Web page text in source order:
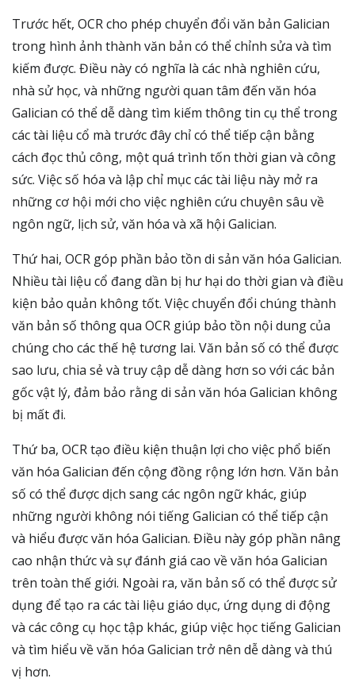
Trước hết, OCR cho phép chuyển đổi văn bản Galician
trong hình ảnh thành văn bản có thể chỉnh sửa và tìm
kiếm được. Điều này có nghĩa là các nhà nghiên cứu,
nhà sử học, và những người quan tâm đến văn hóa
Galician có thể dễ dàng tìm kiếm thông tin cụ thể trong
các tài liệu cổ mà trước đây chỉ có thể tiếp cận bằng
cách đọc thủ công, một quá trình tốn thời gian và công
sức. Việc số hóa và lập chỉ mục các tài liệu này mở ra
những cơ hội mới cho việc nghiên cứu chuyên sâu về
ngôn ngữ, lịch sử, văn hóa và xã hội Galician.
Thứ hai, OCR góp phần bảo tồn di sản văn hóa Galician.
Nhiều tài liệu cổ đang dần bị hư hại do thời gian và điều
kiện bảo quản không tốt. Việc chuyển đổi chúng thành
văn bản số thông qua OCR giúp bảo tồn nội dung của
chúng cho các thế hệ tương lai. Văn bản số có thể được
sao lưu, chia sẻ và truy cập dễ dàng hơn so với các bản
gốc vật lý, đảm bảo rằng di sản văn hóa Galician không
bị mất đi.
Thứ ba, OCR tạo điều kiện thuận lợi cho việc phổ biến
văn hóa Galician đến cộng đồng rộng lớn hơn. Văn bản
số có thể được dịch sang các ngôn ngữ khác, giúp
những người không nói tiếng Galician có thể tiếp cận
và hiểu được văn hóa Galician. Điều này góp phần nâng
cao nhận thức và sự đánh giá cao về văn hóa Galician
trên toàn thế giới. Ngoài ra, văn bản số có thể được sử
dụng để tạo ra các tài liệu giáo dục, ứng dụng di động
và các công cụ học tập khác, giúp việc học tiếng Galician
và tìm hiểu về văn hóa Galician trở nên dễ dàng và thú
vị hơn.